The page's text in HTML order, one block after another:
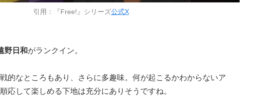
引用：『Free!』シリーズ公式X
野日和がランクイン。
的なところもあり、さらに多趣味。何が起こるかわからないア
応して楽しめる下地は充分にありそうですね。